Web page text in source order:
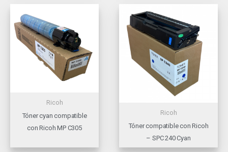
Ricoh
Tóner cyan compatible
con Ricoh MP C305
Ricoh
Tóner compatible con Ricoh
– SPC 240 Cyan